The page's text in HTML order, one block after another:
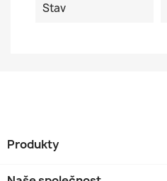
Stav
Produkty